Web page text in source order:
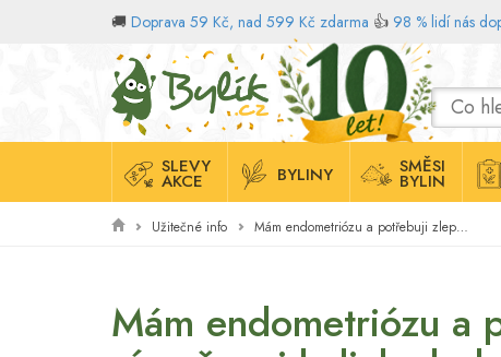
🚚 Doprava 59 Kč, nad 599 Kč zdarma 👍 98 % lidí nás
Domů
SLEVY
AKCE BYLINY SMĚSI
BYLIN
Užitečné info Mám endometriózu a potřebuji zlepšit činnost jater. Zároveň vím, že mi bylinky bohaté na fytoestrogeny stav zhoršují. Je, dle Vás, pampeliškový čaj pro mě vhodný?
Mám endometriózu a